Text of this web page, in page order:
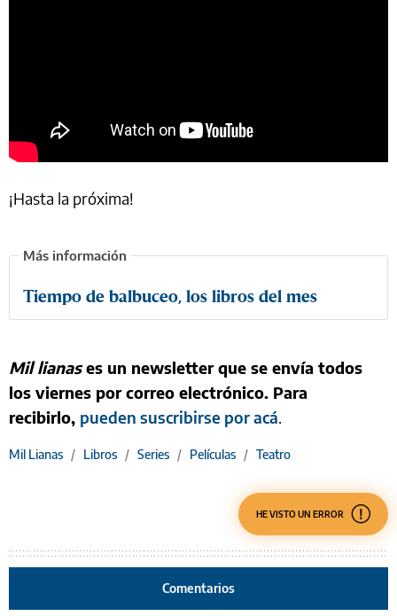
¡Hasta la próxima!
Tiempo de balbuceo, los libros del mes
Mil lianases un newsletter que se envía todos
los viernes por correo electrónico. Para
recibirlo, pueden suscribirse por acá.
Mil Lianas / Libros / Series / Películas / Teatro
HE VISTO UN ERROR
Comentarios